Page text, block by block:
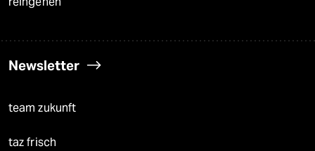
Newsletter
team zukunft
taz frisch